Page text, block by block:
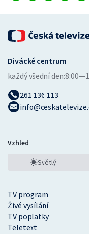
TV program
Živé vysílání
TV poplatky
Teletext
Divácké centrum
každý všední den:
261 136 113
Vzhled
Světlý